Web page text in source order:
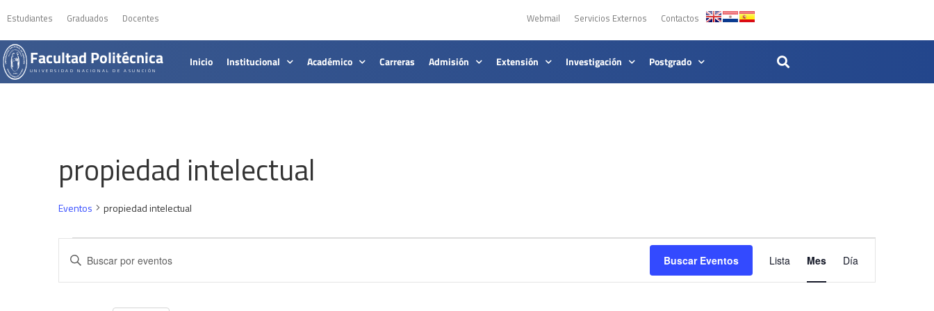
Estudiantes Graduados Docentes Webmail Servicios Externos Contactos
Facultad Politécnica
UNIVERSIDAD NACIONAL DE ASUNCIÓN
Inicio Institucional Académico Carreras Admisión Extensión Investigación Postgrado
propiedad intelectual
Eventos propiedad intelectual
Navegación
de
búsqueda
Introduce
clave.
Buscar Eventos Navegación
de
Lista Mes Día